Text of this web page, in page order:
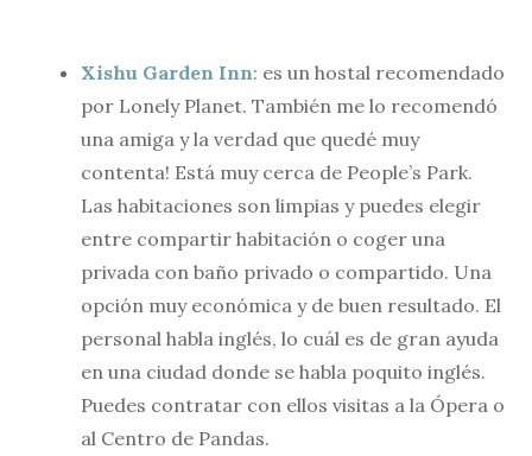
Xishu Garden Inn: es un hostal recomendado
por Lonely Planet. También me lo recomendó
una amiga y la verdad que quedé muy
contenta! Está muy cerca de People’s Park.
Las habitaciones son limpias y puedes elegir
entre compartir habitación o coger una
privada con baño privado o compartido. Una
opción muy económica y de buen resultado. El
personal habla inglés, lo cuál es de gran ayuda
en una ciudad donde se habla poquito inglés.
Puedes contratar con ellos visitas a la Ópera o
al Centro de Pandas.